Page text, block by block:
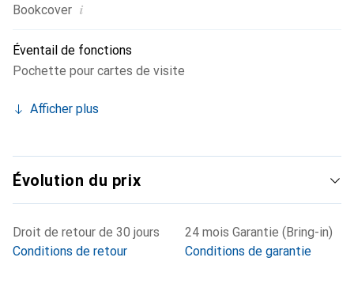
Bookcover i
Éventail de fonctions
Pochette pour cartes de visite
Afficher plus
Évolution du prix
Droit de retour de 30 jours
Conditions de retour
24 mois Garantie (Bring-in)
Conditions de garantie